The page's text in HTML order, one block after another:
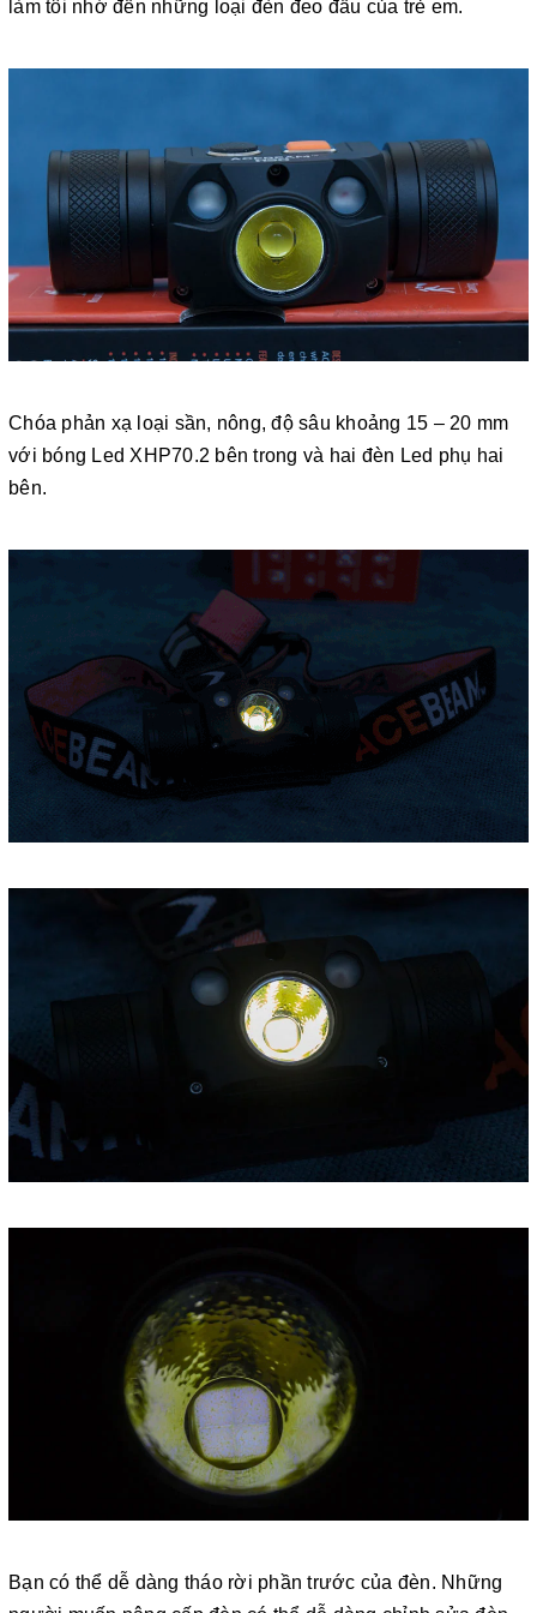
làm tôi nhớ đến những loại đèn đeo đầu của trẻ em.
Chóa phản xạ loại sần, nông, độ sâu khoảng 15 – 20 mm
với bóng Led XHP70.2 bên trong và hai đèn Led phụ hai
bên.
Bạn có thể dễ dàng tháo rời phần trước của đèn. Những